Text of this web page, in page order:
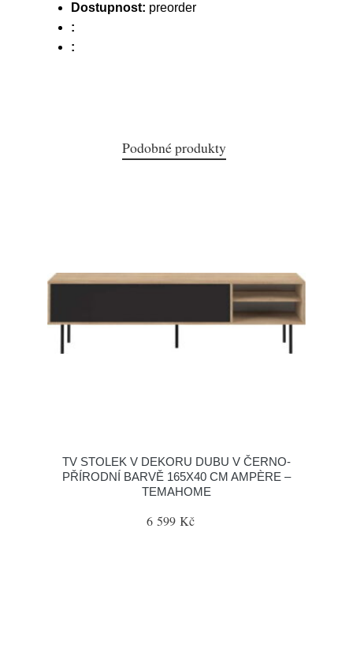
Dostupnost: preorder
:
:
Podobné produkty
TV STOLEK V DEKORU DUBU V ČERNO-
PŘÍRODNÍ BARVĚ 165X40 CM AMPÈRE –
TEMAHOME
6 599 Kč